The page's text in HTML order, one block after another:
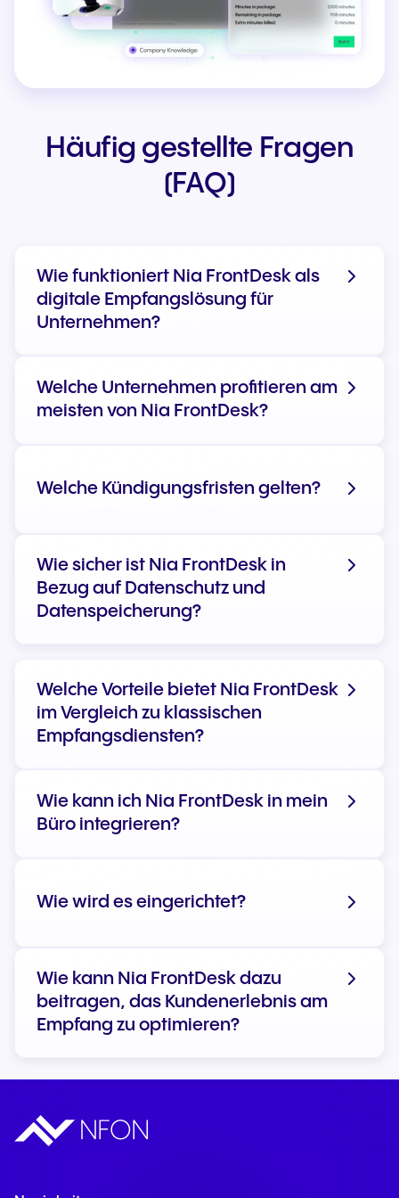
Häufig gestellte Fragen
(FAQ)
Wie funktioniert Nia FrontDesk als
digitale Empfangslösung für
Unternehmen?
Welche Unternehmen profitieren am
meisten von Nia FrontDesk?
Versicherungen und Finanzdienstleister
Öffentliche Verwaltung
Einzelhandel und Filialketten
Welche Kündigungsfristen gelten?
Wie sicher ist Nia FrontDesk in
Bezug auf Datenschutz und
Datenspeicherung?
Welche Vorteile bietet Nia FrontDesk
im Vergleich zu klassischen
Empfangsdiensten?
Wie kann ich Nia FrontDesk in mein
Büro integrieren?
Wie wird es eingerichtet?
Wie kann Nia FrontDesk dazu
beitragen, das Kundenerlebnis am
Empfang zu optimieren?
Qualifizierung: Nia FrontDesk begrüßt
Anrufende, versteht ihre Anliegen in
häufig gestellte Fragen (z. B. zu